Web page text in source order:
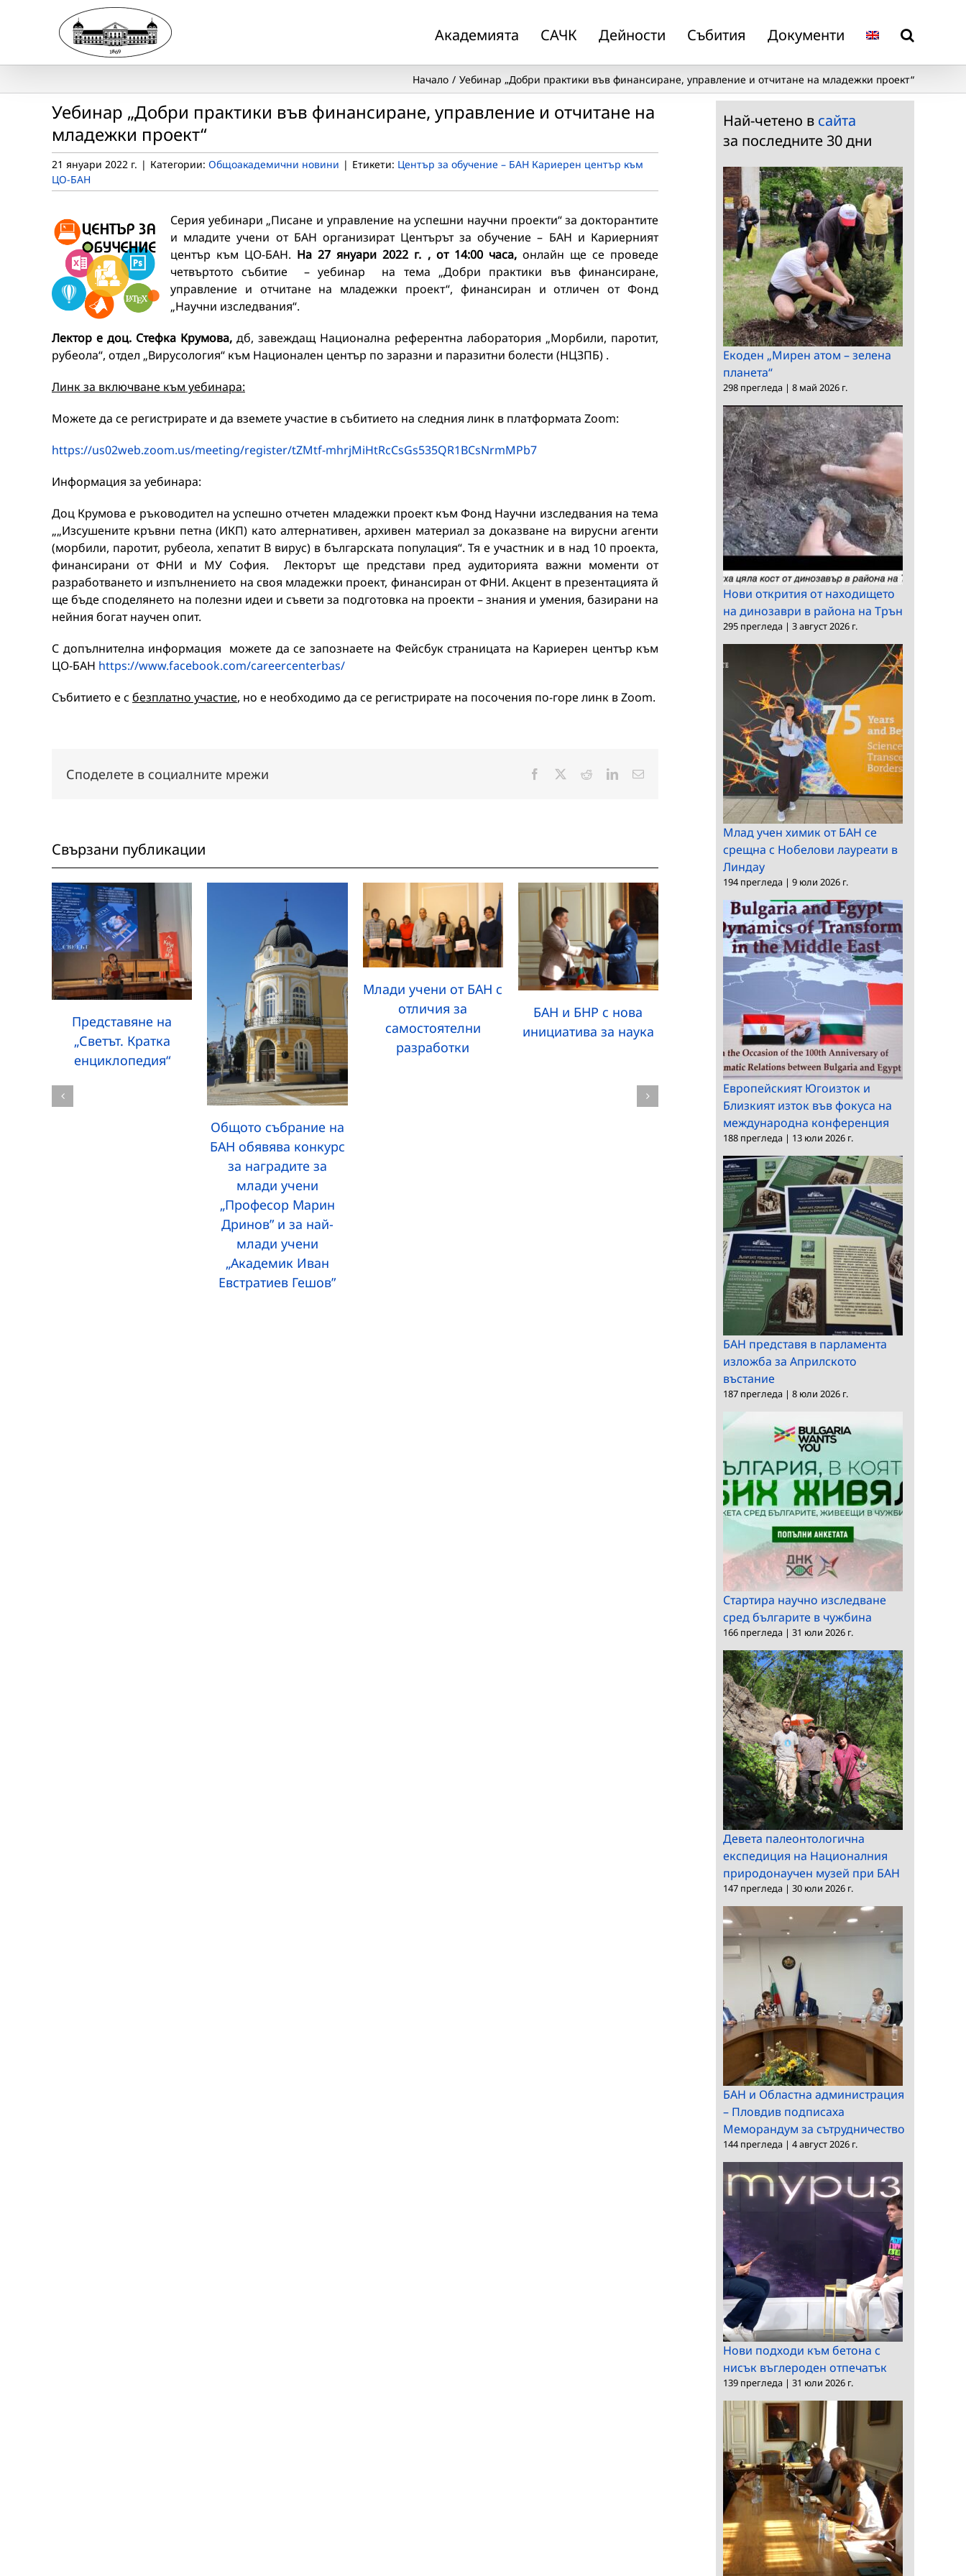
Академията САЧК Дейности Събития Документи
Начало Уебинар „Добри практики във финансиране, управление и отчитане на младежки проект“
Уебинар „Добри практики във финансиране, управление и отчитане на
младежки проект“
21 януари 2022 г. | Категории: Общоакадемични новини | Етикети: Център за обучение – БАН Кариерен център към
ЦО-БАН
Серия уебинари „Писане и управление на успешни научни проекти“ за докторантите
и младите учени от БАН организират Центърът за обучение – БАН и Кариерният
център към ЦО-БАН. На 27 януари 2022 г. , от 14:00 часа,онлайн ще се проведе
четвъртото събитие – уебинар на тема „Добри практики във финансиране,
управление и отчитане на младежки проект“, финансиран и отличен от Фонд
„Научни изследвания“.
Лектор е доц. Стефка Крумова, дб, завеждащ Национална референтна лаборатория „Морбили, паротит,
рубеола“, отдел „Вирусология“ към Национален център по заразни и паразитни болести (НЦЗПБ) .
Линк за включване към уебинара:
Можете да се регистрирате и да вземете участие в събитието на следния линк в платформата Zoom:
https://us02web.zoom.us/meeting/register/tZMtf-mhrjMiHtRcCsGs535QR1BCsNrmMPb7
Информация за уебинара:
Доц Крумова е ръководител на успешно отчетен младежки проект към Фонд Научни изследвания на тема
„„Изсушените кръвни петна (ИКП) като алтернативен, архивен материал за доказване на вирусни агенти
(морбили, паротит, рубеола, хепатит В вирус) в българската популация“. Тя е участник и в над 10 проекта,
финансирани от ФНИ и МУ София. Лекторът ще представи пред аудиторията важни моменти от
разработването и изпълнението на своя младежки проект, финансиран от ФНИ. Акцент в презентацията й
ще бъде споделянето на полезни идеи и съвети за подготовка на проекти – знания и умения, базирани на
нейния богат научен опит.
С допълнителна информация можете да се запознаете на Фейсбук страницата на Кариерен център към
ЦО-БАН https://www.facebook.com/careercenterbas/
Събитието е с безплатно участие, но е необходимо да се регистрирате на посочения по-горе линк в Zoom.
Споделете в социалните мрежи Facebook RedditLinkedInЕлектронна
Свързани публикации
Представяне на
„Светът. Кратка
енциклопедия“
Общото събрание на
БАН обявява конкурс
за наградите за
млади учени
„Професор Марин
Дринов” и за най-
млади учени
„Академик Иван
Евстратиев Гешов”
Млади учени от БАН с
отличия за
самостоятелни
разработки
БАН и БНР с нова
инициатива за наука
Делегация от БАН
посети Монголската
академия на науките
в Улан Батор
Делегация на БАН на
посещение във
Виетнам
Най-четено в сайта
за последните 30 дни
Екоден „Мирен атом – зелена
планета“
298 прегледа | 8 май 2026 г.
Нови открития от находището
на динозаври в района на Трън
295 прегледа | 3 август 2026 г.
Млад учен химик от БАН се
срещна с Нобелови лауреати в
Линдау
194 прегледа | 9 юли 2026 г.
Европейският Югоизток и
Близкият изток във фокуса на
международна конференция
188 прегледа | 13 юли 2026 г.
БАН представя в парламента
изложба за Априлското
въстание
187 прегледа | 8 юли 2026 г.
Стартира научно изследване
сред българите в чужбина
166 прегледа | 31 юли 2026 г.
Девета палеонтологична
експедиция на Националния
природонаучен музей при БАН
147 прегледа | 30 юли 2026 г.
БАН и Областна администрация
– Пловдив подписаха
Меморандум за сътрудничество
144 прегледа | 4 август 2026 г.
Нови подходи към бетона с
нисък въглероден отпечатък
139 прегледа | 31 юли 2026 г.